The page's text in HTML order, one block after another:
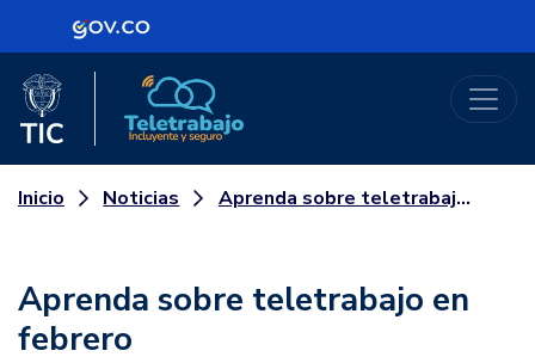
Logo Gobierno de Colombia
Logo del Ministerio TIC
Inicio Noticias Aprenda sobre teletrabajo en febrero
Aprenda sobre teletrabajo en
febrero